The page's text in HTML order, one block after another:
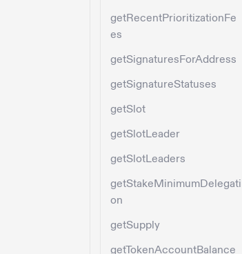
getRecentPrioritizationFe
es
getSignaturesForAddress
getSignatureStatuses
getSlot
getSlotLeader
getSlotLeaders
getStakeMinimumDelegati
on
getSupply
getTokenAccountBalance